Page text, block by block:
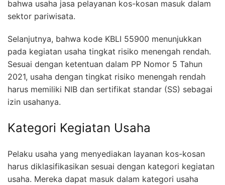
bahwa usaha jasa pelayanan kos-kosan masuk dalam
sektor pariwisata.
Selanjutnya, bahwa kode KBLI 55900 menunjukkan
pada kegiatan usaha tingkat risiko menengah rendah.
Sesuai dengan ketentuan dalam PP Nomor 5 Tahun
2021, usaha dengan tingkat risiko menengah rendah
harus memiliki NIB dan sertifikat standar (SS) sebagai
izin usahanya.
Kategori Kegiatan Usaha
Pelaku usaha yang menyediakan layanan kos-kosan
harus diklasifikasikan sesuai dengan kategori kegiatan
usaha. Mereka dapat masuk dalam kategori usaha